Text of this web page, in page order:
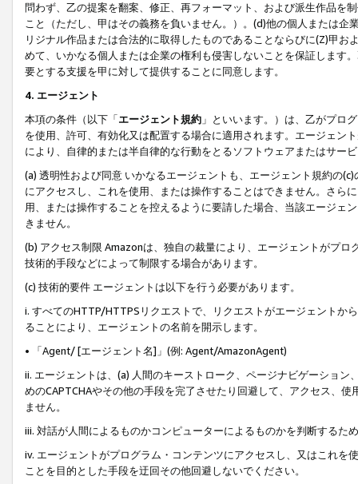
問わず、乙の提案を翻案、修正、再フォーマット、および派生作品を
こと（ただし、甲はその義務を負いません。）。(d)他の個人または
リジナル作品または合法的に取得したものであることならびに(Z)甲
めて、いかなる個人または企業の権利も侵害しないことを保証します
要とする支援を甲に対して提供することに同意します。
4. エージェント
本項の条件（以下「エージェント規約 」といいます。）は、乙がプロ
を使用、許可、有効化又は配置する場合に適用されます。エージェン
により、自律的または半自律的な行動をとるソフトウェアまたはサー
(a) 透明性および同意 いかなるエージェントも、エージェント規約の
にアクセスし、これを使用、または操作することはできません。さら
用、または操作することを控えるように要請した場合、当該エージェ
きません。
(b) アクセス制限 Amazonは、独自の裁量により、エージェントがプ
技術的手段などによって制限する場合があります。
(c) 技術的要件 エージェントは以下を行う必要があります。
i. すべてのHTTP/HTTPSリクエストで、リクエストがエージェントか
ることにより、エージェントの名前を開示します。
• 「Agent/ [エージェント名]」(例: Agent/AmazonAgent)
ii. エージェントは、(a) 人間のキーストローク、ページナビゲーショ
めのCAPTCHAやその他の手段を完了させたり回避して、アクセス、
ません。
iii. 対話が人間によるものかコンピューターによるものかを判断するた
iv. エージェントがプログラム・コンテンツにアクセスし、又はこれ
ことを目的とした手段を迂回その他回避しないでください。